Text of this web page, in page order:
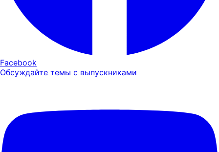
Facebook
Обсуждайте темы с выпускниками